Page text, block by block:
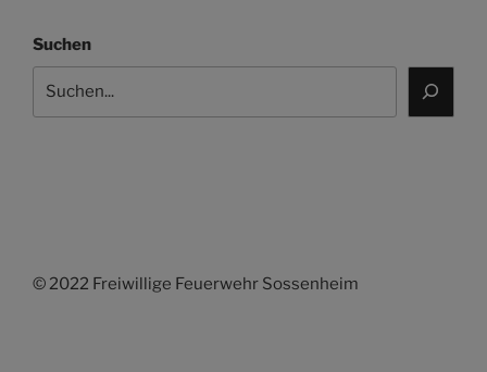
Suchen
© 2022 Freiwillige Feuerwehr Sossenheim